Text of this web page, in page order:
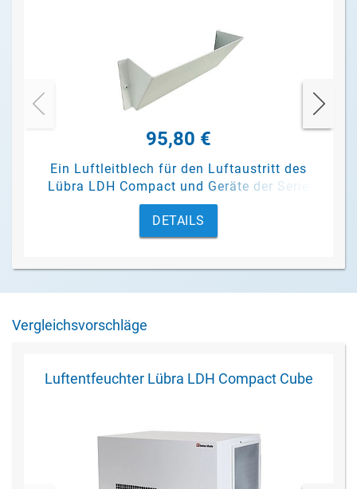
95,80 €
Ein Luftleitblech für den Luftaustritt des
Lübra LDH Compact und Geräte der Serie
Lübra SecoTec.
DETAILS
Vergleichsvorschläge
Luftentfeuchter Lübra LDH Compact Cube